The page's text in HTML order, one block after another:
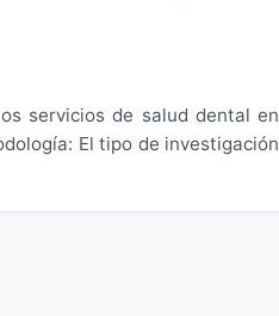
servicios de salud dental en
El tipo de investigación